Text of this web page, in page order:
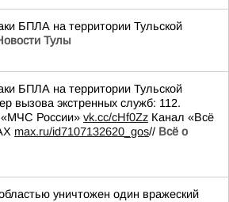
БПЛА на территории Тульской
Тулы
БПЛА на территории Тульской
вызова экстренных служб: 112.
«МЧС России» vk.cc/cHf0Zz Канал «Всё
max.ru/id7107132620_gos// Всё о
уничтожен один вражеский